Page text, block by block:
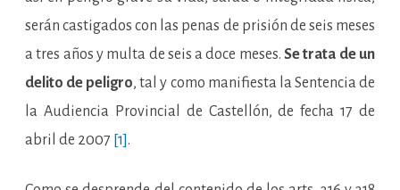
serán castigados con las penas de prisión de seis meses
a tres años y multa de seis a doce meses.Se trata de un
delito de peligro, tal y como manifiesta la Sentencia de
la Audiencia Provincial de Castellón, de fecha 17 de
abril de 2007 [1].